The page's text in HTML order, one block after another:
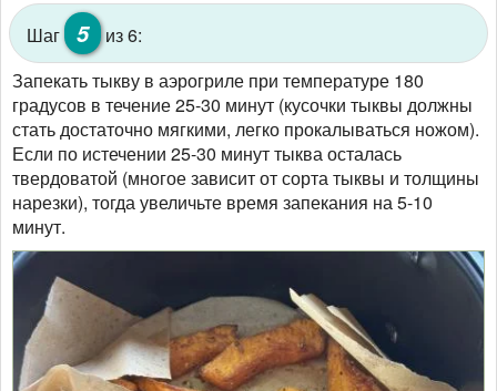
Шаг 5
из 6:
Запекать тыкву в аэрогриле при температуре 180
градусов в течение 25-30 минут (кусочки тыквы должны
стать достаточно мягкими, легко прокалываться ножом).
Если по истечении 25-30 минут тыква осталась
твердоватой (многое зависит от сорта тыквы и толщины
нарезки), тогда увеличьте время запекания на 5-10
минут.